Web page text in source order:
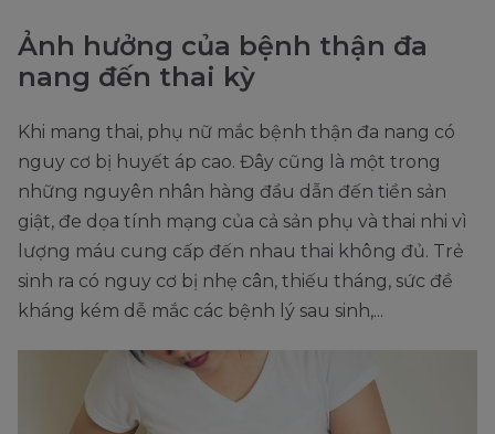
Ảnh hưởng của bệnh thận đa
nang đến thai kỳ
Khi mang thai, phụ nữ mắc bệnh thận đa nang có
nguy cơ bị huyết áp cao. Đây cũng là một trong
những nguyên nhân hàng đầu dẫn đến tiền sản
giật, đe dọa tính mạng của cả sản phụ và thai nhi vì
lượng máu cung cấp đến nhau thai không đủ. Trẻ
sinh ra có nguy cơ bị nhẹ cân, thiếu tháng, sức đề
kháng kém dễ mắc các bệnh lý sau sinh,...